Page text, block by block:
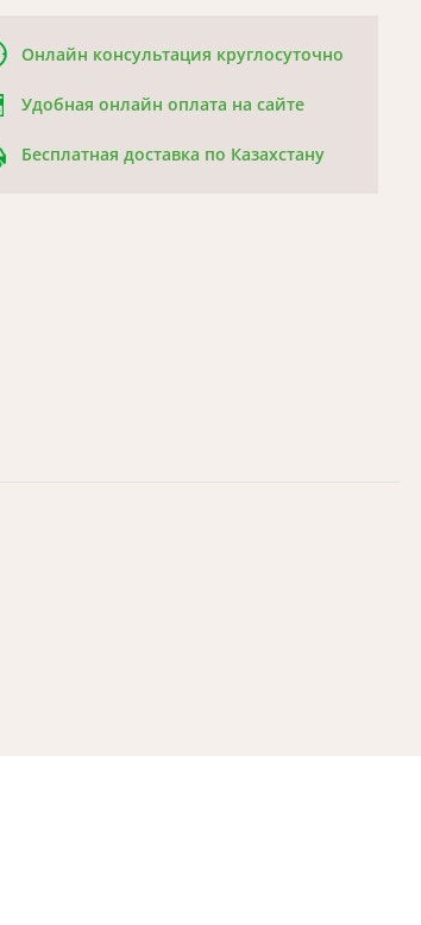
Онлайн консультация круглосуточно
Удобная онлайн оплата на сайте
Бесплатная доставка по Казахстану